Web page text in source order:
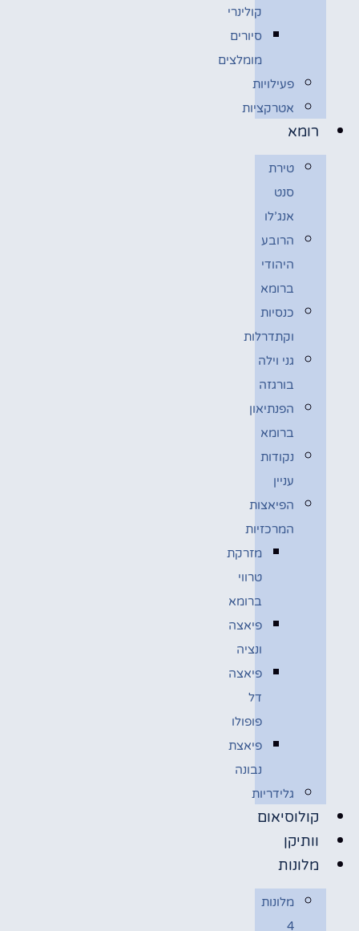
קולינרי
סיורים
מומלצים
פעילויות
אטרקציות
רומא
טירת
סנט
אנג’לו
הרובע
היהודי
ברומא
כנסיות
וקתדרלות
גני וילה
בורגזה
הפנתיאון
ברומא
נקודות
עניין
הפיאצות
המרכזיות
מזרקת
טרווי
ברומא
פיאצה
ונציה
פיאצה
דל
פופולו
פיאצת
נבונה
גלידריות
קולוסיאום
וותיקן
מלונות
מלונות
4